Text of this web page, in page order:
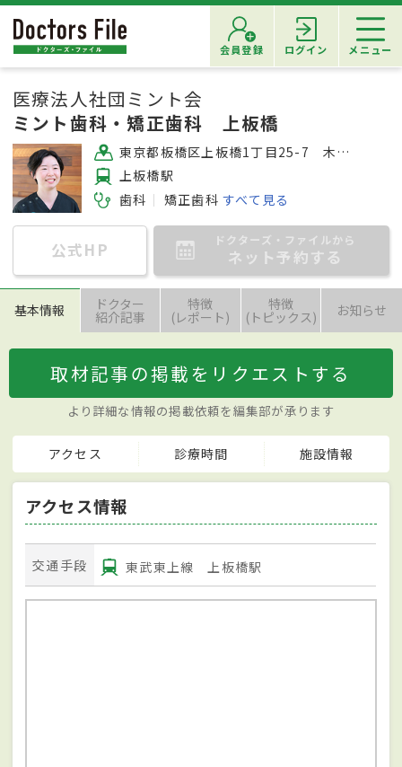
会員登録 ログイン メニュー
医療法人社団ミント会
ミント歯科・矯正歯科 上板橋
東京都板橋区上板橋1丁目25-7 木下第二ビル1F
上板橋駅
歯科
矯正歯科 すべて見る
公式HP ドクターズ・ファイルから
ネット予約する
基本情報 ドクター
紹介記事
特徴
(レポート)
特徴
(トピックス) お知らせ
取材記事の掲載をリクエストする
より詳細な情報の掲載依頼を編集部が承ります
アクセス 診療時間 施設情報
アクセス情報
交通手段 東武東上線 上板橋駅